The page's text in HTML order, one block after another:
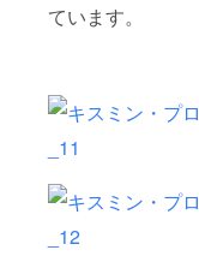
ています。